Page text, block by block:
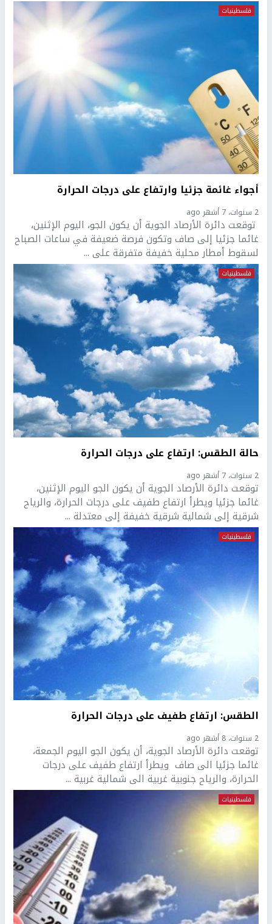
فلسطينيات
أجواء غائمة جزئيا وارتفاع على درجات الحرارة
2 سنوات، 7 أشهر ago
توقعت دائرة الأرصاد الجوية أن يكون الجو، اليوم الإثنين،
غائما جزئيا إلى صاف وتكون فرصة ضعيفة في ساعات الصباح
لسقوط أمطار محلية خفيفة متفرقة على ...
فلسطينيات
حالة الطقس: ارتفاع على درجات الحرارة
2 سنوات، 7 أشهر ago
توقعت دائرة الأرصاد الجوية أن يكون الجو اليوم الإثنين،
غائما جزئيا ويطرأ ارتفاع طفيف على درجات الحرارة، والرياح
شرقية إلى شمالية شرقية خفيفة إلى معتدلة ...
فلسطينيات
الطقس: ارتفاع طفيف على درجات الحرارة
2 سنوات، 8 أشهر ago
توقعت دائرة الأرصاد الجوية، أن يكون الجو اليوم الجمعة،
غائما جزئيا الى صاف ويطرأ ارتفاع طفيف على درجات
الحرارة، والرياح جنوبية غربية الى شمالية غربية ...
فلسطينيات